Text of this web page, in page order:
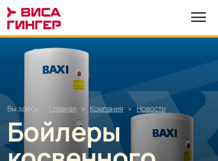
Вы здесь: Главная » Компания » Новости
Бойлеры